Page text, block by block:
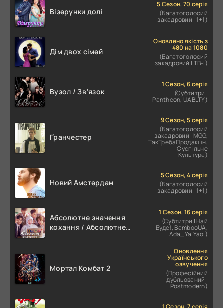
Візерунки долі
5 Сезон, 70 серія
(Багатоголосий
закадровий | 1+1)
Дім двох сімей
Оновлено якість з
480 на 1080
(Багатоголосий
закадровий | ТВ-І)
Вузол / Звʼязок
1 Сезон, 6 серія
(Субтитри |
Pantheon, UABLTY)
Ґранчестер
9 Сезон, 5 серія
(Багатоголосий
закадровий | MGG,
ТакТребаПродакшн,
Суспільне
Культура)
Новий Амстердам
5 Сезон, 4 серія
(Багатоголосий
закадровий | 1+1)
Абсолютне значення
кохання / Абсолютне
1 Сезон, 16 серія
(Субтитри | Най
Буде!, BambooUA,
Ada_Ya.Yaoi)
Мортал Комбат 2
Оновлення
Українського
озвучення
(Професійний
дубльований |
Postmodern)
1 Сезон, 7 серія